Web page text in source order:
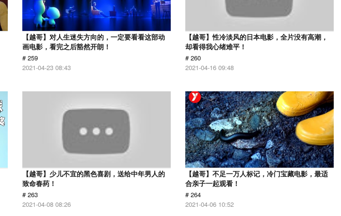
【越哥】对人生迷失方向的，一定要看看这部动
画电影，看完之后豁然开朗！
# 259
2021-04-23 08:43
【越哥】性冷淡风的日本电影，全片没有高潮，
却看得我心绪难平！
# 260
2021-04-16 09:48
【越哥】少儿不宜的黑色喜剧，送给中年男人的
致命春药！
# 263
2021-04-08 08:26
【越哥】不足一万人标记，冷门宝藏电影，最适
合亲子一起观看！
# 264
2021-04-06 10:52